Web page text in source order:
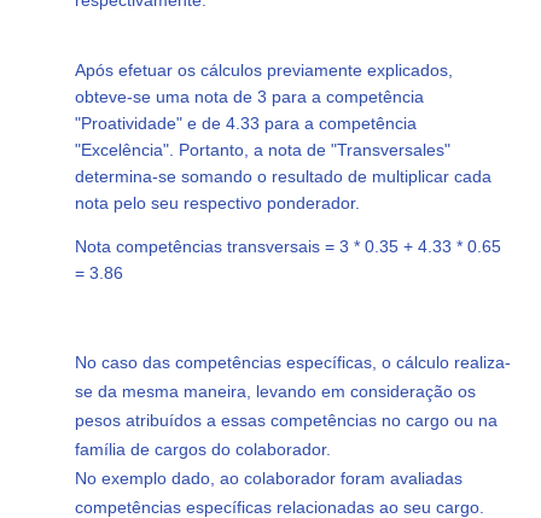
Após efetuar os cálculos previamente explicados,
obteve-se uma nota de 3 para a competência
"Proatividade" e de 4.33 para a competência
"Excelência". Portanto, a nota de "Transversales"
determina-se somando o resultado de multiplicar cada
nota pelo seu respectivo ponderador.
Nota competências transversais = 3 * 0.35 + 4.33 * 0.65
= 3.86
No caso das competências específicas, o cálculo realiza-
se da mesma maneira, levando em consideração os
pesos atribuídos a essas competências no cargo ou na
família de cargos do colaborador.
No exemplo dado, ao colaborador foram avaliadas
competências específicas relacionadas ao seu cargo.